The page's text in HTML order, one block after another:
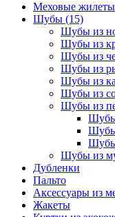
Меховые жилеты
Шубы (15)
Шубы из
Шубы из
Шубы из
Шубы из
Шубы из
Шубы из
Шубы из
Шубы
Шубы
Шубы
Шубы из
Дубленки
Пальто
Аксессуары из
Жакеты